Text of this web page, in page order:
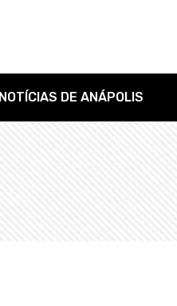
NOTÍCIAS DE ANÁPOLIS